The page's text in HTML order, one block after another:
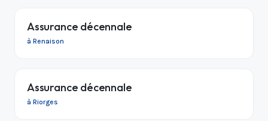
Assurance décennale
à Renaison
Assurance décennale
à Riorges